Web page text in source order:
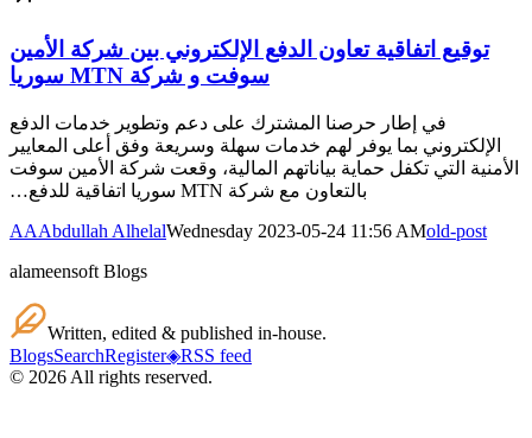
توقيع اتفاقية تعاون الدفع الإلكتروني بين شركة الأمين
سوفت و شركة MTN سوريا
في إطار حرصنا المشترك على دعم وتطوير خدمات الدفع
الإلكتروني بما يوفر لهم خدمات سهلة وسريعة وفق أعلى المعايير
الأمنية التي تكفل حماية بياناتهم المالية، وقعت شركة الأمين سوفت
بالتعاون مع شركة MTN سوريا اتفاقية للدفع…
AAAbdullah AlhelalWednesday 2023-05-24 11:56 AMold-post
alameensoft Blogs
Written, edited & published in-house.
BlogsSearchRegister◈RSS feed
© 2026 All rights reserved.